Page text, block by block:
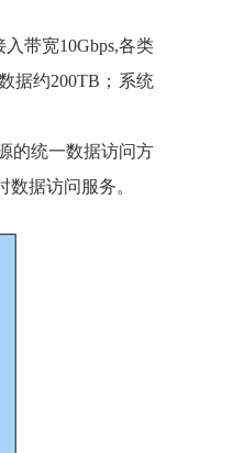
入带宽10Gbps,各类
据约200TB ；系统
的统一数据访问方
数据访问服务。